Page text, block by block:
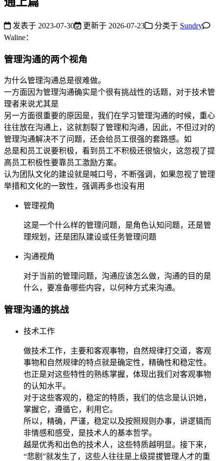
发表于 2023-07-30 更新于 2026-07-23 分类于 Sundry
Waline：
管理沟通的两个视角
为什么管理沟通总是很难做。
一方面因为管理沟通确实是个很有挑战性的话题，对于技术管
理者来说尤其是
另一方面很重要的原因是，我们在学习管理沟通的时候，重心
往往放在沟通上，这就割裂了管理和沟通，因此，不但过对的
管理沟通解决不了问题，还会给员工很强的套路感。如
总是和员工说要积极，看到员工不积极还很恼火，这忽视了提
高员工积极性要靠员工激励方案。
认为团队文化的建设就是喊口号，不断强调，如果忽视了管理
举措和文化的一致性，强调再多也没有用
管理视角
这是一个什么样的管理问题，是角色认知问题，还是管
理规划，还是团队建设或任务管理问题
沟通视角
对于当前的管理问题，沟通应该怎么做，沟通的目的是
什么，要准备哪些内容，以何种方式来沟通。
管理沟通的挑战
技术工作
做技术工作，主要和客观事物，自然规律打交道，客观
事物和自然规律的特点就是确定性，精确性和稳定性。
也正是对这些特性的熟练掌握，体现出我们对客观事物
的认知水平。
对于这些客观的，稳定的特质，我们的信念是认识她，
掌握它，遵循它，利用它。
所以，精确，严谨，稳定以及按照规则办事，讲逻辑而
非情感和感受，是技术人的基本哲学。
越是优秀和出色的技术人，这些特质越明显。接下来，
“悲剧”就发生了，这些人往往是上级提拔管理人才的重